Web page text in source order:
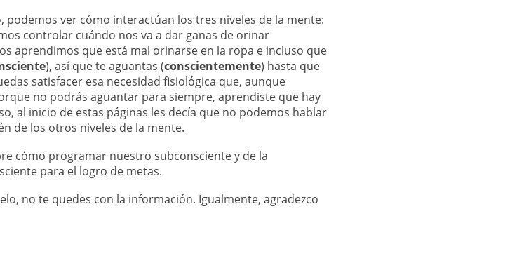
ver cómo interactúan los tres niveles de la mente:
controlar cuándo nos va a dar ganas de orinar
aprendimos que está mal orinarse en la ropa e incluso que
), así que te aguantas (conscientemente) hasta que
satisfacer esa necesidad fisiológica que, aunque
no podrás aguantar para siempre, aprendiste que hay
al inicio de estas páginas les decía que no podemos hablar
de los otros niveles de la mente.
cómo programar nuestro subconsciente y de la
para el logro de metas.
no te quedes con la información. Igualmente, agradezco